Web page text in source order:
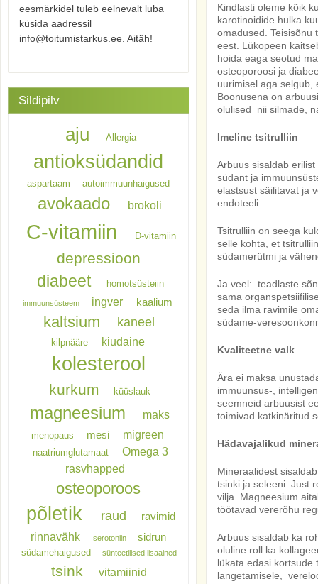
Kindlasti oleme kõik
karotinoidide hulka
omadused.
eest. Lükopeen
hoida eaga seotud
osteoporoosi ja
uurimisel aga selgub,
Boonusena on
olulised nii silmade,
Imeline tsitrulliin
Arbuus sisaldab
südant ja
elastsust säilitavat ja
endoteeli.
Tsitrulliin on seega
selle kohta, et
südamerütmi ja
Ja veel: teadlaste
sama
seda ilma ravimile
südame-
Kvaliteetne valk
Ära ei maksa
immuunsus-,
seemneid arbuusist
toimivad katkinäritud
Hädavajalikud
Mineraalidest
tsinki ja seleeni. Just
vilja. Magneesium
töötavad vererõhu
Arbuus sisaldab ka
oluline roll ka
lükata edasi
langetamisele,
eesmärkidel tuleb eelnevalt luba
küsida aadressil
info@toitumistarkus.ee. Aitäh!
Sildipilv
aju Allergia
antioksüdandid
aspartaam autoimmuunhaigused
avokaado brokoli
C-vitamiin D-vitamiin
depressioon
diabeet homotsüsteiin
immuunsüsteem ingver kaalium
kaltsium kaneel
kilpnääre kiudaine
kolesterool
kurkum küüslauk
magneesium maks
menopaus mesi migreen
naatriumglutamaat
Omega 3
rasvhapped
osteoporoos
põletik raud ravimid
rinnavähk serotoniin sidrun
südamehaigused sünteetilised lisaained
tsink vitamiinid